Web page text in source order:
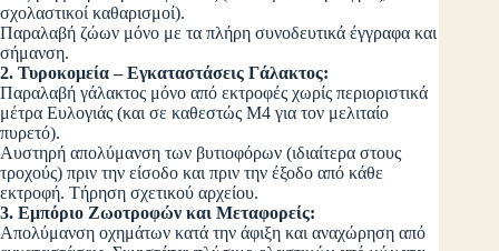
σχολαστικοί καθαρισμοί).
Παραλαβή ζώων μόνο με τα πλήρη συνοδευτικά έγγραφα και
σήμανση.
2. Τυροκομεία – Εγκαταστάσεις Γάλακτος:
Παραλαβή γάλακτος μόνο από εκτροφές χωρίς περιοριστικά
μέτρα Ευλογιάς (και σε καθεστώς Μ4 για τον μελιταίο
πυρετό).
Αυστηρή απολύμανση των βυτιοφόρων (ιδιαίτερα στους
τροχούς) πριν την είσοδο και πριν την έξοδο από κάθε
εκτροφή. Τήρηση σχετικού αρχείου.
3. Εμπόριο Ζωοτροφών και Μεταφορείς:
Απολύμανση οχημάτων κατά την άφιξη και αναχώρηση από